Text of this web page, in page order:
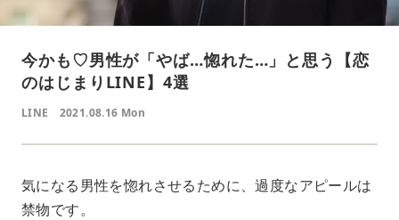
今かも♡男性が「やば…惚れた…」と思う【恋
のはじまりLINE】4選
LINE 2021.08.16 Mon
気になる男性を惚れさせるために、過度なアピールは
禁物です。